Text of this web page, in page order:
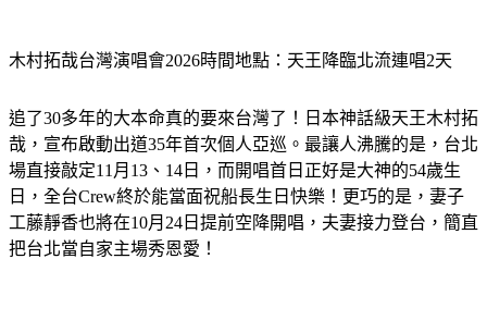
木村拓哉台灣演唱會2026時間地點：天王降臨北流連唱2天
追了30多年的大本命真的要來台灣了！日本神話級天王木村拓
哉，宣布啟動出道35年首次個人亞巡。最讓人沸騰的是，台北
場直接敲定11月13、14日，而開唱首日正好是大神的54歲生
日，全台Crew終於能當面祝船長生日快樂！更巧的是，妻子
工藤靜香也將在10月24日提前空降開唱，夫妻接力登台，簡直
把台北當自家主場秀恩愛！